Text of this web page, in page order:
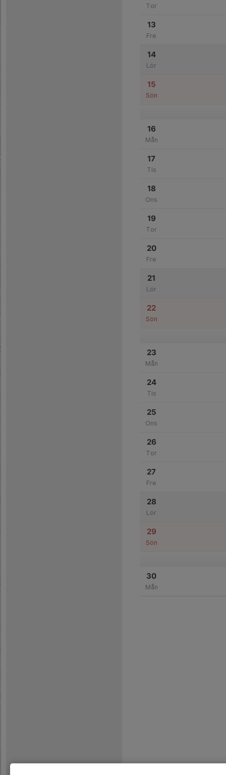
Tor
13
Fre
14
Lör
15
Sön
16
Mån
17
Tis
18
Ons
19
Tor
20
Fre
21
Lör
22
Sön
23
Mån
24
Tis
25
Ons
26
Tor
27
Fre
28
Lör
29
Sön
30
Mån